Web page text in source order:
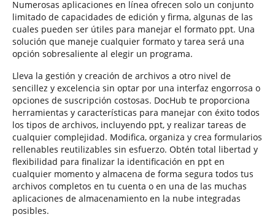
Numerosas aplicaciones en línea ofrecen solo un conjunto
limitado de capacidades de edición y firma, algunas de las
cuales pueden ser útiles para manejar el formato ppt. Una
solución que maneje cualquier formato y tarea será una
opción sobresaliente al elegir un programa.
Lleva la gestión y creación de archivos a otro nivel de
sencillez y excelencia sin optar por una interfaz engorrosa o
opciones de suscripción costosas. DocHub te proporciona
herramientas y características para manejar con éxito todos
los tipos de archivos, incluyendo ppt, y realizar tareas de
cualquier complejidad. Modifica, organiza y crea formularios
rellenables reutilizables sin esfuerzo. Obtén total libertad y
flexibilidad para finalizar la identificación en ppt en
cualquier momento y almacena de forma segura todos tus
archivos completos en tu cuenta o en una de las muchas
aplicaciones de almacenamiento en la nube integradas
posibles.